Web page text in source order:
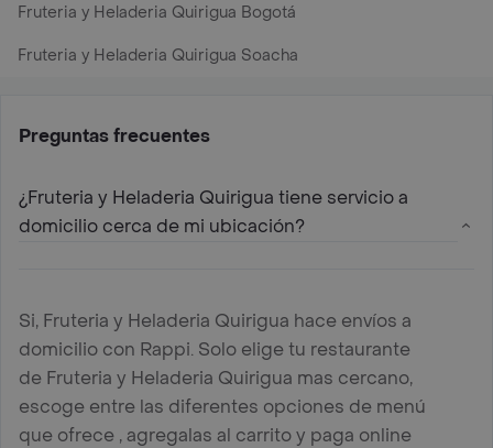
Fruteria y Heladeria Quirigua Bogotá
Fruteria y Heladeria Quirigua Soacha
Preguntas frecuentes
¿Fruteria y Heladeria Quirigua tiene servicio a
domicilio cerca de mi ubicación?
Si, Fruteria y Heladeria Quirigua hace envíos a
domicilio con Rappi. Solo elige tu restaurante
de Fruteria y Heladeria Quirigua mas cercano,
escoge entre las diferentes opciones de menú
que ofrece , agregalas al carrito y paga online